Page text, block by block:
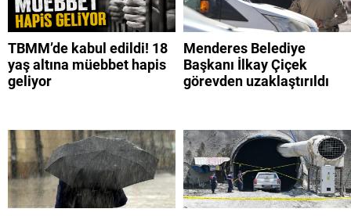
TBMM’de kabul edildi! 18
yaş altına müebbet hapis
geliyor
Menderes Belediye
Başkanı İlkay Çiçek
görevden uzaklaştırıldı